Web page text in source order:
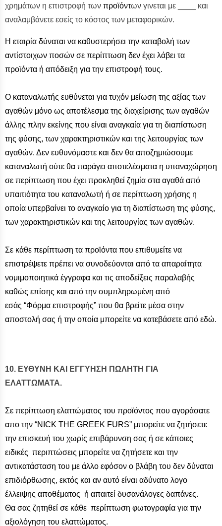
χρημάτων η επιστροφή των προϊόντων γινεται με ____ και
αναλαμβάνετε εσείς το κόστος των μεταφορικών.
Η εταιρία δύναται να καθυστερήσει την καταβολή των
αντίστοιχων ποσών σε περίπτωση δεν έχει λάβει τα
προϊόντα ή απόδειξη για την επιστροφή τους.
Ο καταναλωτής ευθύνεται για τυχόν μείωση της αξίας των
αγαθών μόνο ως αποτέλεσμα της διαχείρισης των αγαθών
άλλης πλην εκείνης που είναι αναγκαία για τη διαπίστωση
της φύσης, των χαρακτηριστικών και της λειτουργίας των
αγαθών. Δεν ευθυνόμαστε και δεν θα αποζημιώσουμε
καταναλωτή ούτε θα παράγει αποτελέσματα η υπαναχώρηση
σε περίπτωση που έχει προκληθεί ζημία στα αγαθά από
υπαιτιότητα του καταναλωτή ή σε περίπτωση χρήσης η
οποία υπερβαίνει το αναγκαίο για τη διαπίστωση της φύσης,
των χαρακτηριστικών και της λειτουργίας των αγαθών.
Σε κάθε περίπτωση τα προϊόντα που επιθυμείτε να
επιστρέψετε πρέπει να συνοδεύονται από τα απαραίτητα
νομιμοποιητικά έγγραφα και τις αποδείξεις παραλαβής
καθώς επίσης και από την συμπληρωμένη από
εσάς “Φόρμα επιστροφής” που θα βρείτε μέσα στην
αποστολή σας ή την οποία μπορείτε να κατεβάσετε από εδώ.
10. ΕΥΘΥΝΗ ΚΑΙ ΕΓΓΥΗΣΗ ΠΩΛΗΤΗ ΓΙΑ
ΕΛΑΤΤΩΜΑΤΑ.
Σε περίπτωση ελαττώματος του προϊόντος που αγοράσατε
απο την “NICK THE GREEK FURS” μπορείτε να ζητήσετε
την επισκευή του χωρίς επιβάρυνση σας ή σε κάποιες
ειδικές περιπτώσεις μπορείτε να ζητήσετε και την
αντικατάσταση του με άλλο εφόσον ο βλάβη του δεν δύναται
επιδιόρθωσης, εκτός και αν αυτό είναι αδύνατο λογο
έλλειψης αποθέματος ή απαιτεί δυσανάλογες δαπάνες.
Θα σας ζητηθεί σε κάθε περίπτωση φωτογραφία για την
αξιολόγηση του ελαττώματος.